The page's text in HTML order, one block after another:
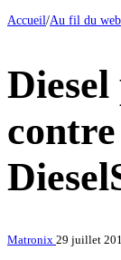
Accueil/Au fil du web
Matronix 29 juillet